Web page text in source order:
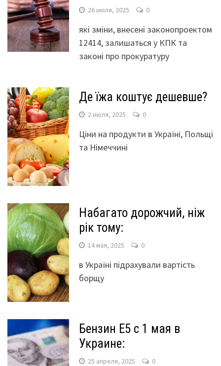
26 июля, 2025 0
які зміни, внесені законопроектом
12414, залишаться у КПК та
законі про прокуратуру
Де їжа коштує дешевше?
2 июля, 2025 0
Ціни на продукти в Україні, Польщі
та Німеччині
Набагато дорожчий, ніж
рік тому:
14 мая, 2025 0
в Україні підрахували вартість
борщу
Бензин Е5 с 1 мая в
Украине:
25 апреля, 2025 0